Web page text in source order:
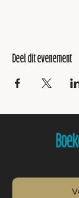
Deel dit evenement